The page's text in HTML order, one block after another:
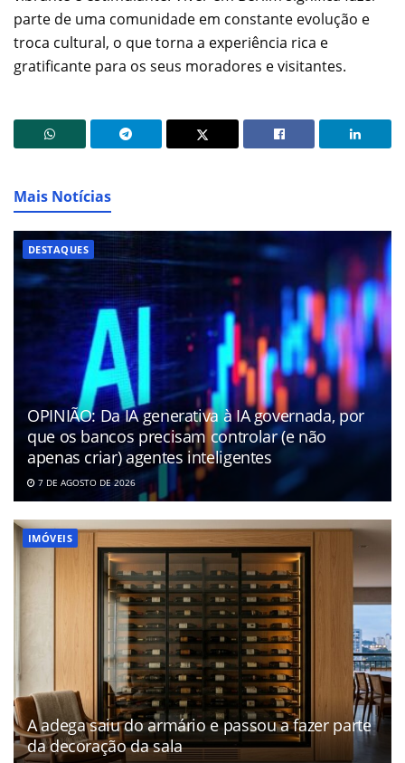
parte de uma comunidade em constante evolução e
troca cultural, o que torna a experiência rica e
gratificante para os seus moradores e visitantes.
Mais Notícias
DESTAQUES
OPINIÃO: Da IA generativa à IA governada, por
que os bancos precisam controlar (e não
apenas criar) agentes inteligentes
7 DE AGOSTO DE 2026
IMÓVEIS
A adega saiu do armário e passou a fazer parte
da decoração da sala